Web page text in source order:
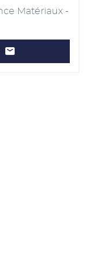
Matériaux -